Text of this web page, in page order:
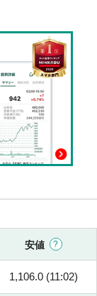
安値
1,106.0 (11:02)